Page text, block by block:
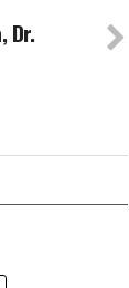
Dr.